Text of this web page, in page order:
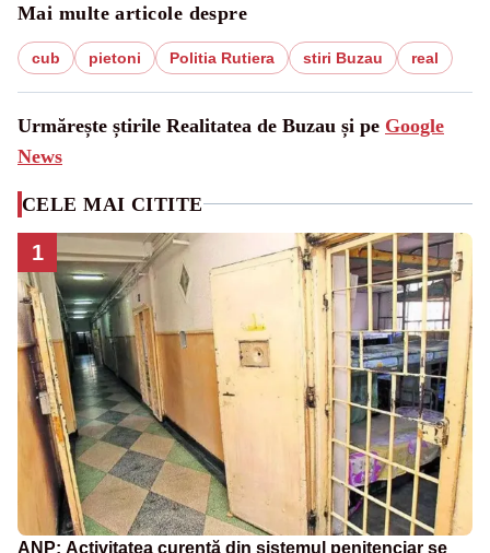
Mai multe articole despre
cub pietoni Politia Rutiera stiri Buzau real
Urmărește știrile Realitatea de Buzau și pe Google
News
CELE MAI CITITE
1
ANP: Activitatea curentă din sistemul penitenciar se